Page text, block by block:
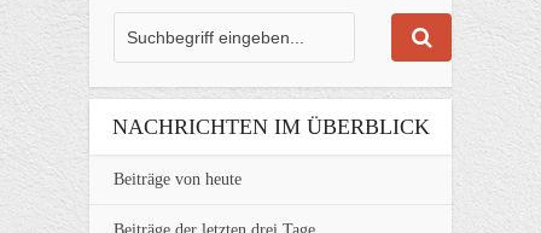
NACHRICHTEN IM ÜBERBLICK
Beiträge von heute